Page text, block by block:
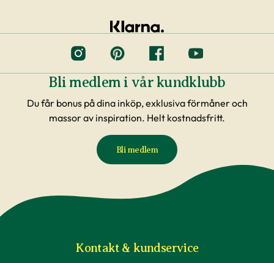
Bli medlem i vår kundklubb
Du får bonus på dina inköp, exklusiva förmåner och
massor av inspiration. Helt kostnadsfritt.
Bli medlem
Kontakt & kundservice